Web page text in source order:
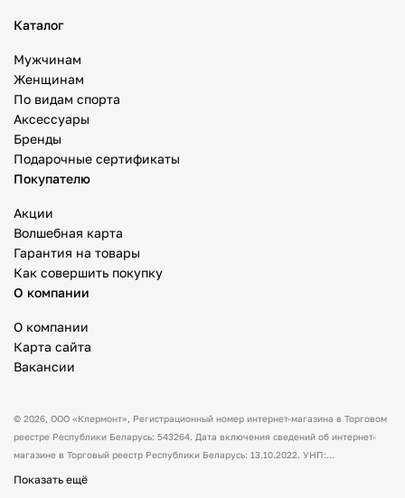
Каталог
Мужчинам
Женщинам
По видам спорта
Аксессуары
Бренды
Подарочные сертификаты
Покупателю
Акции
Волшебная карта
Гарантия на товары
Как совершить покупку
О компании
О компании
Карта сайта
Вакансии
© 2026, ООО «Клермонт» , Регистрационный номер интернет-магазина в Торговом
реестре Республики Беларусь: 543264. Дата включения сведений об интернет-
магазине в Торговый реестр Республики Беларусь: 13.10.2022. УНП:
Показать ещё